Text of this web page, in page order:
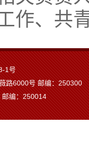
作、共
1号
路6000号 邮编：250300
邮编：250014